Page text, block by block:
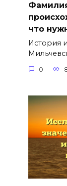
что
История
0